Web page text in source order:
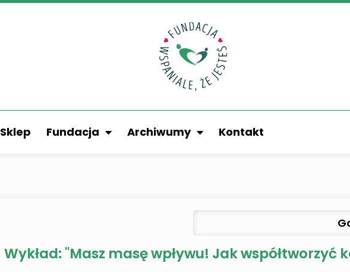
Sklep Fundacja Archiwumy Kontakt
Wykład: "Masz masę wpływu! Jak współtworzyć